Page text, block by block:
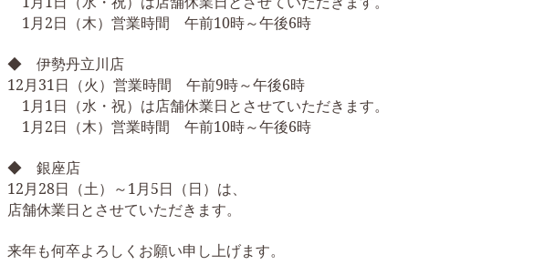
1月2日（木）営業時間 午前10時～午後6時
◆ 伊勢丹立川店
12月31日（火）営業時間 午前9時～午後6時
1月1日（水・祝）は店舗休業日とさせていただきます。
1月2日（木）営業時間 午前10時～午後6時
◆ 銀座店
12月28日（土）～1月5日（日）は、
店舗休業日とさせていただきます。
来年も何卒よろしくお願い申し上げます。